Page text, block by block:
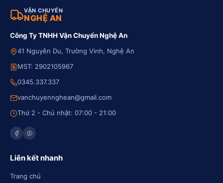
VẬN CHUYỂN
NGHỆ AN
Công Ty TNHH Vận Chuyển Nghệ An
41 Nguyễn Du, Trường Vinh, Nghệ An
MST: 2902105967
0345.337.337
vanchuyennghean@gmail.com
Thứ 2 - Chủ nhật: 07:00 - 21:00
Liên kết nhanh
Trang chủ